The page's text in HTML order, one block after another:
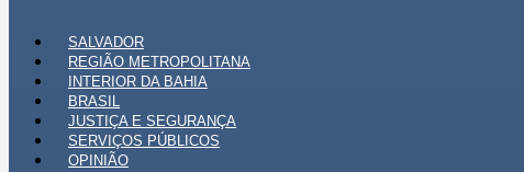
SALVADOR
REGIÃO METROPOLITANA
INTERIOR DA BAHIA
BRASIL
JUSTIÇA E SEGURANÇA
SERVIÇOS PÚBLICOS
OPINIÃO